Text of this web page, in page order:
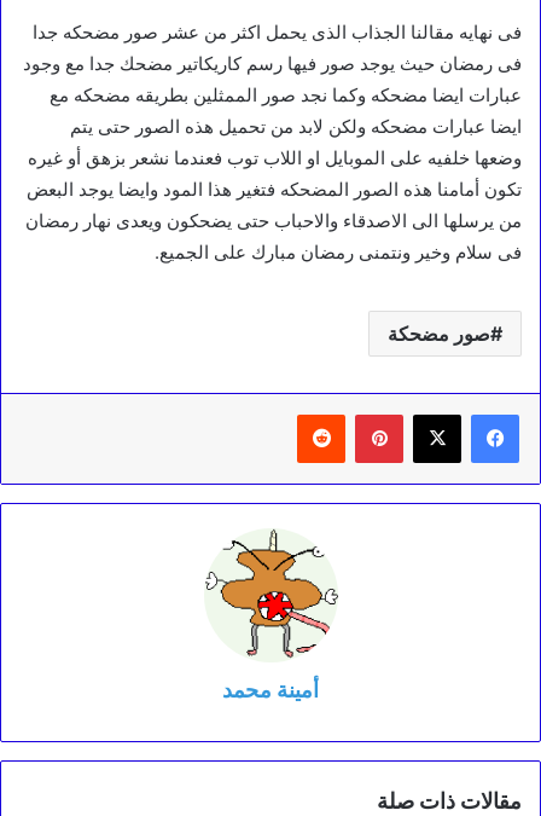
فى نهايه مقالنا الجذاب الذى يحمل اكثر من عشر صور مضحكه جدا
فى رمضان حيث يوجد صور فيها رسم كاريكاتير مضحك جدا مع وجود
عبارات ايضا مضحكه وكما نجد صور الممثلين بطريقه مضحكه مع
ايضا عبارات مضحكه ولكن لابد من تحميل هذه الصور حتى يتم
وضعها خلفيه على الموبايل او اللاب توب فعندما نشعر بزهق أو غيره
تكون أمامنا هذه الصور المضحكه فتغير هذا المود وايضا يوجد البعض
من يرسلها الى الاصدقاء والاحباب حتى يضحكون ويعدى نهار رمضان
فى سلام وخير ونتمنى رمضان مبارك على الجميع.
صور مضحكة
بينتيريست
أمينة محمد
مقالات ذات صلة